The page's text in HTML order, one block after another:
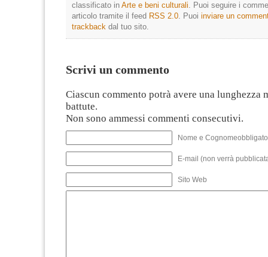
classificato in Arte e beni culturali. Puoi seguire i
articolo tramite il feed RSS 2.0. Puoi inviare un
trackback dal tuo sito.
Scrivi un commento
Ciascun commento potrà avere una lunghezza
battute.
Non sono ammessi commenti consecutivi.
Nome e
E-mail (non verrà
Sito Web